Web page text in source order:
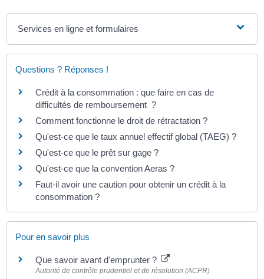
Services en ligne et formulaires
Questions ? Réponses !
Crédit à la consommation : que faire en cas de
difficultés de remboursement ?
Comment fonctionne le droit de rétractation ?
Qu'est-ce que le taux annuel effectif global (TAEG) ?
Qu'est-ce que le prêt sur gage ?
Qu'est-ce que la convention Aeras ?
Faut-il avoir une caution pour obtenir un crédit à la
consommation ?
Pour en savoir plus
Que savoir avant d'emprunter ?
Autorité de contrôle prudentiel et de résolution (ACPR)